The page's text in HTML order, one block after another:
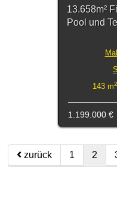
13.658m²
Pool und
143 m2
1.199.000 €
zurück 1 2